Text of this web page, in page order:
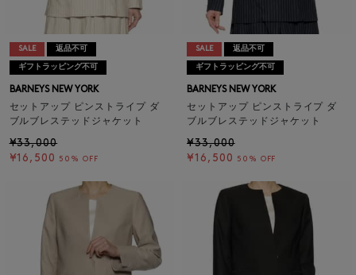
SALE 返品不可
ギフトラッピング不可
BARNEYS NEW YORK
セットアップ ピンストライプ ダ
ブルブレステッドジャケット
¥33,000
¥16,500
50% OFF
SALE 返品不可
ギフトラッピング不可
BARNEYS NEW YORK
セットアップ ピンストライプ ダ
ブルブレステッドジャケット
¥33,000
¥16,500
50% OFF